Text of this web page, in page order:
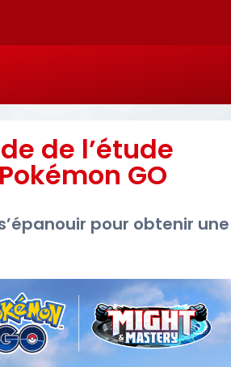
de l’étude
GO
pour obtenir une